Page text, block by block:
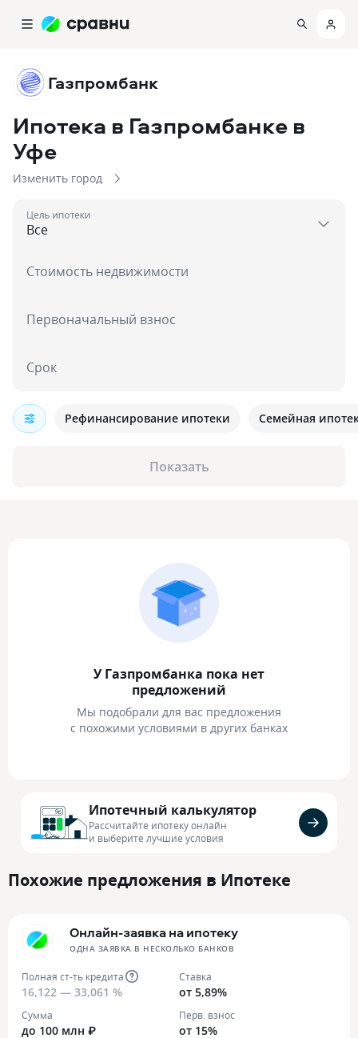
Газпромбанк
Ипотека в Газпромбанке в
Уфе
Изменить город
Цель ипотеки
Стоимость недвижимости
Первоначальный взнос
Срок
Показать
Рефинансирование ипотеки Семейная
У Газпромбанка пока нет
предложений
Мы подобрали для вас предложения
с похожими условиями в других банках
Ипотечный калькулятор
Рассчитайте ипотеку онлайн
и выберите лучшие условия
Похожие предложения в Ипотеке
Онлайн-заявка на ипотеку
ОДНА ЗАЯВКА В НЕСКОЛЬКО БАНКОВ
Полная ст-ть кредита
16,122 — 33,061 %
Ставка
от 5,89%
Сумма
до 100 млн ₽
Перв. взнос
от 15%